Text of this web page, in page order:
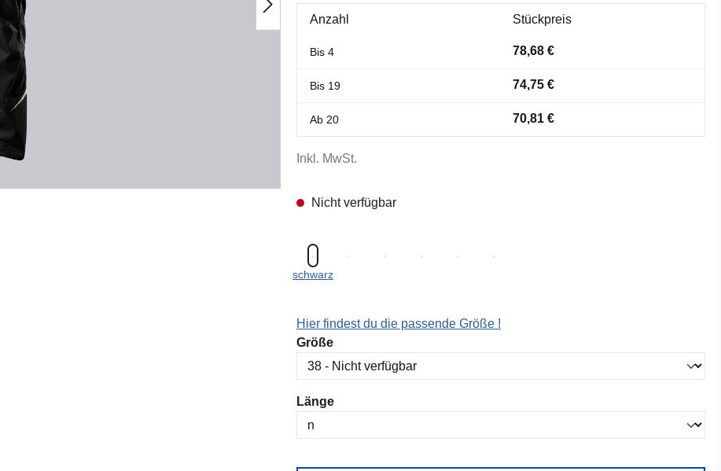
Anzahl Stückpreis
Bis 4 78,68 €
Bis 19 74,75 €
Ab 20 70,81 €
Inkl. MwSt.
Nicht verfügbar
schwarz
Hier findest du die passende Größe !
Größeauswählen
Längeauswählen